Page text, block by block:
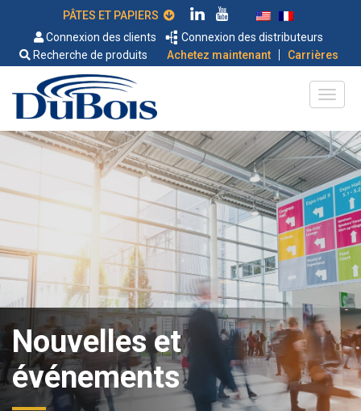
Connexion des clients
Connexion des distributeurs
Recherche de produits
Achetez maintenant | Carrières
Nouvelles et
événements